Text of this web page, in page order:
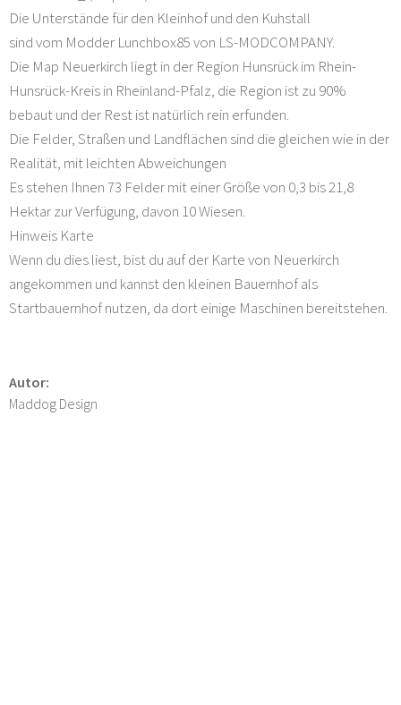
Die Unterstände für den Kleinhof und den Kuhstall
sind vom Modder Lunchbox85 von LS-MODCOMPANY.
Die Map Neuerkirch liegt in der Region Hunsrück im Rhein-
Hunsrück-Kreis in Rheinland-Pfalz, die Region ist zu 90%
bebaut und der Rest ist natürlich rein erfunden.
Die Felder, Straßen und Landflächen sind die gleichen wie in der
Realität, mit leichten Abweichungen
Es stehen Ihnen 73 Felder mit einer Größe von 0,3 bis 21,8
Hektar zur Verfügung, davon 10 Wiesen.
Hinweis Karte
Wenn du dies liest, bist du auf der Karte von Neuerkirch
angekommen und kannst den kleinen Bauernhof als
Startbauernhof nutzen, da dort einige Maschinen bereitstehen.
Autor:
Maddog Design